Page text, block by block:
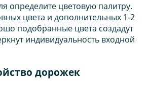
определите цветовую палитру.
цвета и дополнительных 1-2
подобранные цвета создадут
индивидуальность входной
дорожек